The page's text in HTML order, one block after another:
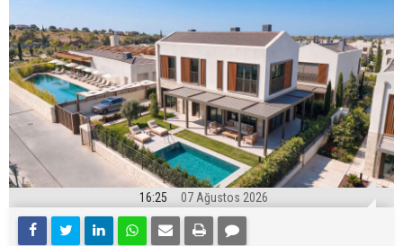
16:25 07 Ağustos 2026